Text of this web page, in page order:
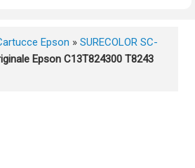
Epson » SURECOLOR SC-
Epson C13T824300 T8243